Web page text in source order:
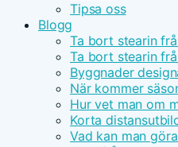
Tipsa oss
Blogg
Ta bort stearin
Ta bort stearin
Byggnader
När kommer
Hur vet man om
Korta
Vad kan man